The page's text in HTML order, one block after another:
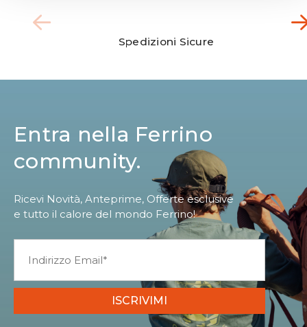
Spedizioni Sicure
Entra nella Ferrino
community.
Ricevi Novità, Anteprime, Offerte esclusive
e tutto il calore del mondo Ferrino!
ISCRIVIMI